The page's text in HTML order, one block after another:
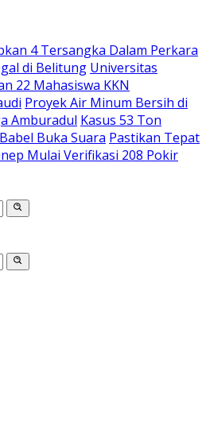
4 Tersangka Dalam Perkara
di Belitung Universitas
22 Mahasiswa KKN
Proyek Air Minum Bersih di
Amburadul Kasus 53 Ton
Buka Suara Pastikan Tepat
Mulai Verifikasi 208 Pokir